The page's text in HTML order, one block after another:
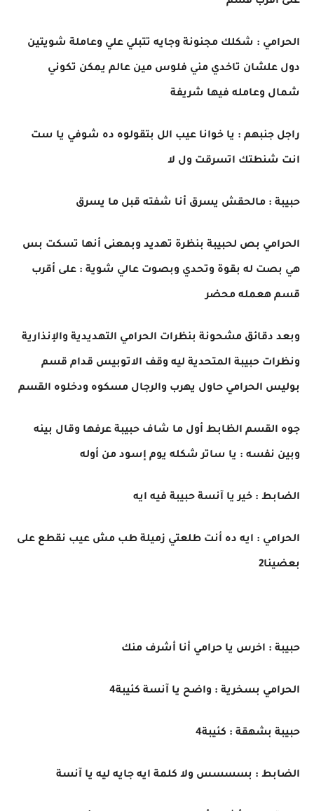
الحرامي : شكلك مجنونة وجايه تتبلي علي وعاملة شويتين
دول علشان تاخدي مني فلوس مين عالم يمكن تكوني
شمال وعامله فيها شريفة
راجل جنبهم : يا خوانا عيب الل بتقولوه ده شوفي يا ست
انت شنطتك اتسرقت ول لا
حبيبة : مالحقش يسرق أنا شفته قبل ما يسرق
الحرامي بص لحبيبة بنظرة تهديد وبمعنى أنها تسكت بس
هي بصت له بقوة وتحدي وبصوت عالي شوية : على أقرب
قسم هعمله محضر
وبعد دقائق مشحونة بنظرات الحرامي التهديدية والإنذارية
ونظرات حبيبة المتحدية ليه وقف الاتوبيس قدام قسم
بوليس الحرامي حاول يهرب والرجال مسكوه ودخلوه القسم
جوه القسم الظابط أول ما شاف حبيبة عرفها وقال بينه
وبين نفسه : يا ساتر شكله يوم إسود من أوله
الضابط : خير يا آنسة حبيبة فيه ايه
الحرامي : ايه ده أنت طلعتي زميلة طب مش عيب نقطع على
بعضينا2
حبيبة : اخرس يا حرامي أنا أشرف منك
الحرامي بسخرية : واضح يا آنسة كئيبة4
حبيبة بشهقة : كئيبة4
الضابط : بسسسس ولا كلمة ايه جايه ليه يا آنسة